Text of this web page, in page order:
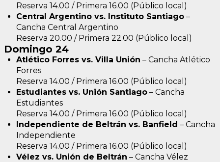
Reserva 14.00 / Primera 16.00 (Público local)
Central Argentino vs. Instituto Santiago –
Cancha Central Argentino
Reserva 20.00 / Primera 22.00 (Público local)
Domingo 24
Atlético Forres vs. Villa Unión – Cancha Atlético
Forres
Reserva 14.00 / Primera 16.00 (Público local)
Estudiantes vs. Unión Santiago – Cancha
Estudiantes
Reserva 14.00 / Primera 16.00 (Público local)
Independiente de Beltrán vs. Banfield – Cancha
Independiente
Reserva 14.00 / Primera 16.00 (Público local)
Vélez vs. Unión de Beltrán – Cancha Vélez